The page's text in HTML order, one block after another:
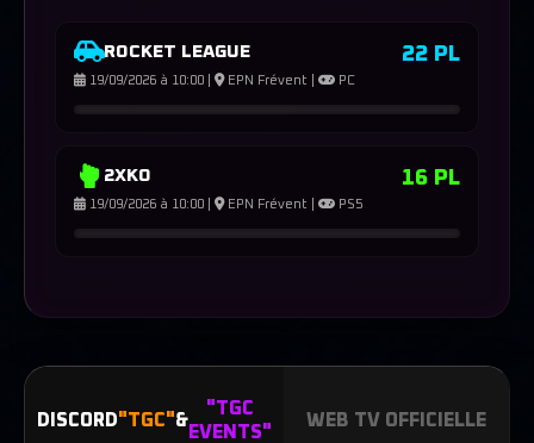
ROCKET LEAGUE
19/09/2026 à 10:00 | EPN Frévent | PC
22 PL
2XKO
19/09/2026 à 10:00 | EPN Frévent | PS5
16 PL
DISCORD"TGC"&
"TGC
EVENTS"
WEB TV OFFICIELLE